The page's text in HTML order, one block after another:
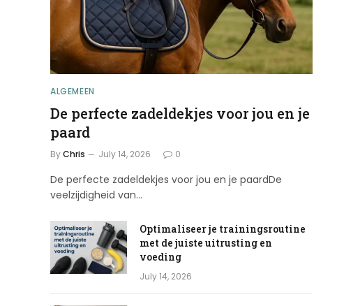
ALGEMEEN
De perfecte zadeldekjes voor jou en je
paard
ByChris July 14, 2026 0
De perfecte zadeldekjes voor jou en je paardDe
veelzijdigheid van…
Optimaliseer je trainingsroutine
met de juiste uitrusting en
voeding
July 14, 2026